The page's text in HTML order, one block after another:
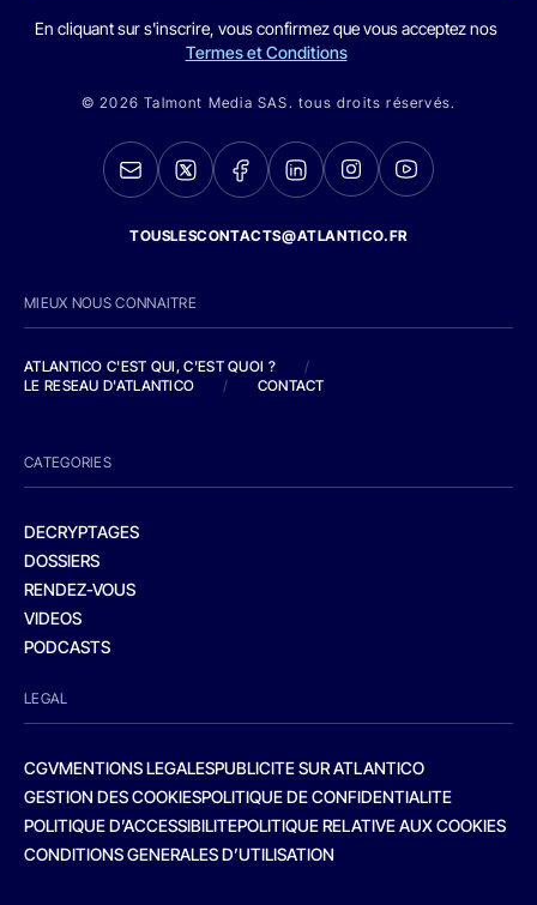
En cliquant sur s'inscrire, vous confirmez que vous acceptez nos
Termes et Conditions
© 2026 Talmont Media SAS. tous droits réservés.
TOUSLESCONTACTS@ATLANTICO.FR
MIEUX NOUS CONNAITRE
ATLANTICO C'EST QUI, C'EST QUOI ?
/
LE RESEAU D'ATLANTICO
/ CONTACT
CATEGORIES
DECRYPTAGES
DOSSIERS
RENDEZ-VOUS
VIDEOS
PODCASTS
LEGAL
CGVMENTIONS LEGALESPUBLICITE SUR ATLANTICO
GESTION DES COOKIESPOLITIQUE DE CONFIDENTIALITE
POLITIQUE D’ACCESSIBILITEPOLITIQUE RELATIVE AUX COOKIES
CONDITIONS GENERALES D’UTILISATION